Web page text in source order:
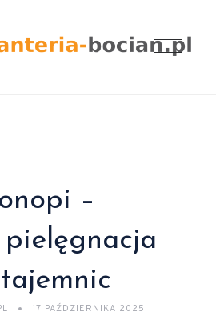
–
17 PAŹDZIERNIKA 2025